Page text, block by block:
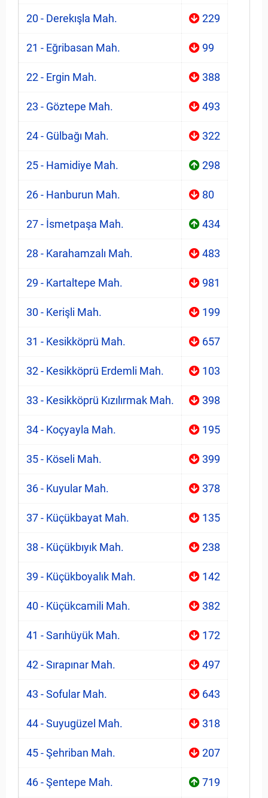
20 - Derekışla Mah. 229
21 - Eğribasan Mah. 99
22 - Ergin Mah. 388
23 - Göztepe Mah. 493
24 - Gülbağı Mah. 322
25 - Hamidiye Mah. 298
26 - Hanburun Mah. 80
27 - İsmetpaşa Mah. 434
28 - Karahamzalı Mah. 483
29 - Kartaltepe Mah. 981
30 - Kerişli Mah. 199
31 - Kesikköprü Mah. 657
32 - Kesikköprü Erdemli Mah. 103
33 - Kesikköprü Kızılırmak Mah. 398
34 - Koçyayla Mah. 195
35 - Köseli Mah. 399
36 - Kuyular Mah. 378
37 - Küçükbayat Mah. 135
38 - Küçükbıyık Mah. 238
39 - Küçükboyalık Mah. 142
40 - Küçükcamili Mah. 382
41 - Sarıhüyük Mah. 172
42 - Sırapınar Mah. 497
43 - Sofular Mah. 643
44 - Suyugüzel Mah. 318
45 - Şehriban Mah. 207
46 - Şentepe Mah. 719